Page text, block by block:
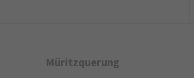
Müritzquerung